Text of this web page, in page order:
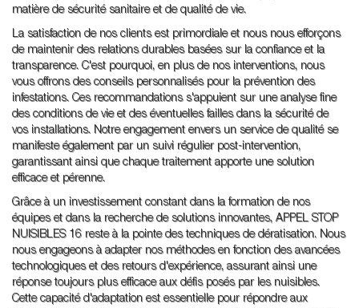
matière de sécurité sanitaire et de qualité de vie.
La satisfaction de nos clients est primordiale et nous nous efforçons
de maintenir des relations durables basées sur la confiance et la
transparence. C'est pourquoi, en plus de nos interventions, nous
vous offrons des conseils personnalisés pour la prévention des
infestations. Ces recommandations s'appuient sur une analyse fine
des conditions de vie et des éventuelles failles dans la sécurité de
vos installations. Notre engagement envers un service de qualité se
manifeste également par un suivi régulier post-intervention,
garantissant ainsi que chaque traitement apporte une solution
efficace et pérenne.
Grâce à un investissement constant dans la formation de nos
équipes et dans la recherche de solutions innovantes, APPEL STOP
NUISIBLES 16 reste à la pointe des techniques de dératisation. Nous
nous engageons à adapter nos méthodes en fonction des avancées
technologiques et des retours d'expérience, assurant ainsi une
réponse toujours plus efficace aux défis posés par les nuisibles.
Cette capacité d'adaptation est essentielle pour répondre aux